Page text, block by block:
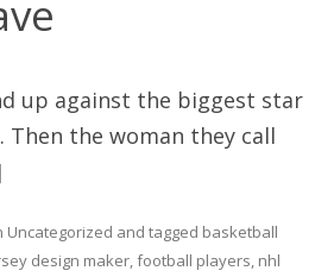
up against the biggest star
Then the woman they call
Uncategorized and tagged basketball
design maker,football players, nhl